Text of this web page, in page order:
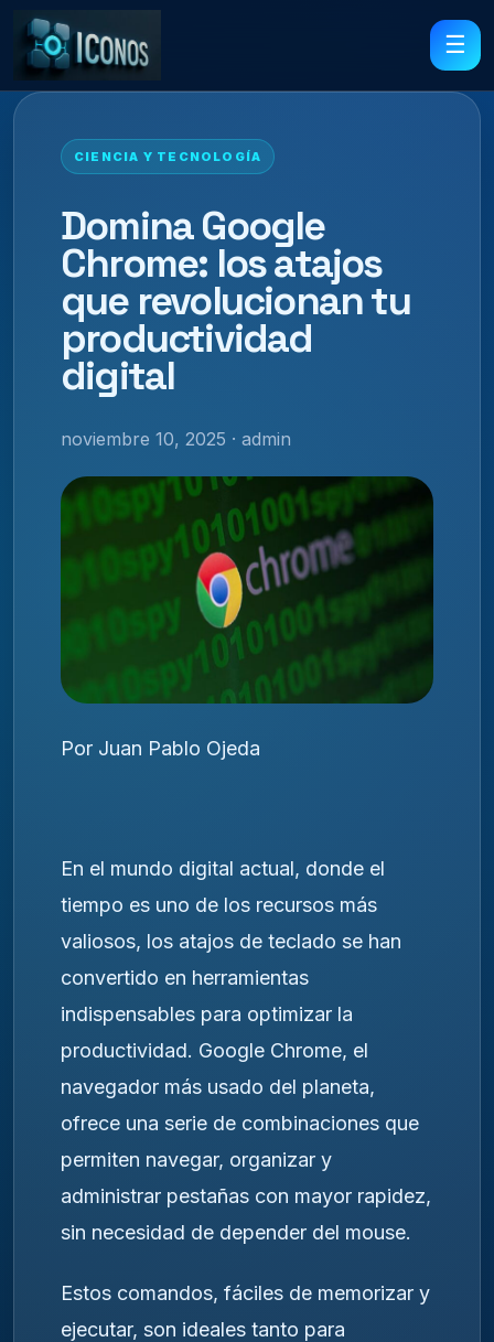
☰
CIENCIA Y TECNOLOGÍA
Domina Google
Chrome: los atajos
que revolucionan tu
productividad
digital
noviembre 10, 2025 · admin
Por Juan Pablo Ojeda
En el mundo digital actual, donde el
tiempo es uno de los recursos más
valiosos, los atajos de teclado se han
convertido en herramientas
indispensables para optimizar la
productividad. Google Chrome, el
navegador más usado del planeta,
ofrece una serie de combinaciones que
permiten navegar, organizar y
administrar pestañas con mayor rapidez,
sin necesidad de depender del mouse.
Estos comandos, fáciles de memorizar y
ejecutar, son ideales tanto para